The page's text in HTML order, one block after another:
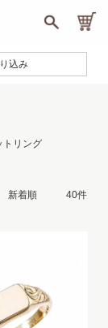
トリング
込み